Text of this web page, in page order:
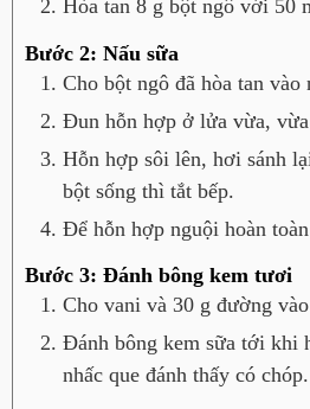
Hòa tan 8 g bột ngô với 50
Bước 2: Nấu sữa
Cho bột ngô đã hòa tan vào
Đun hỗn hợp ở lửa vừa,
Hỗn hợp sôi lên, hơi sánh
bột sống thì tắt bếp.
Để hỗn hợp nguội hoàn
Bước 3: Đánh bông kem tươi
Cho vani và 30 g đường
Đánh bông kem sữa tới khi
nhấc que đánh thấy có chóp.